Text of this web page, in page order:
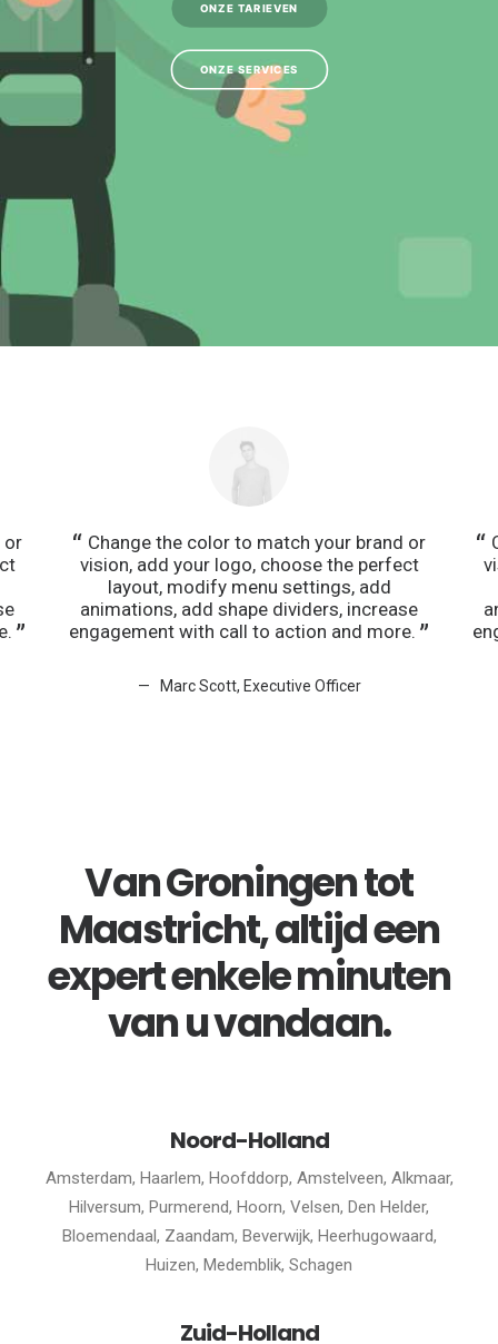
ONZE TARIEVEN
ONZE SERVICES
or
Change the color to match your brand or
vision, add your logo, choose the perfect
layout, modify menu settings, add
animations, add shape dividers, increase
engagement with call to action and more.
Marc Scott, Executive Officer
Van Groningen tot
Maastricht, altijd een
expert enkele minuten
van u vandaan.
Noord-Holland
Amsterdam, Haarlem, Hoofddorp, Amstelveen, Alkmaar,
Hilversum, Purmerend, Hoorn, Velsen, Den Helder,
Bloemendaal, Zaandam, Beverwijk, Heerhugowaard,
Huizen, Medemblik, Schagen
Zuid-Holland